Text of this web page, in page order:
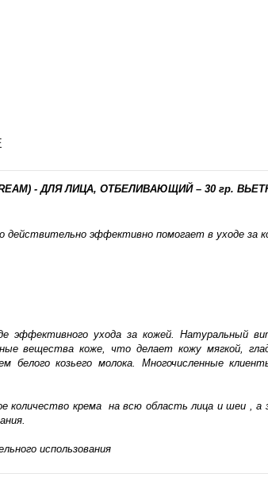
CREAM) - ДЛЯ ЛИЦА, ОТБЕЛИВАЮЩИЙ – 30 гр.
эффективно помогает в уходе за
эффективного ухода за кожей. Натуральный
вещества коже, что делает кожу мягкой,
белого козьего молока. Многочисленные
крема на всю область лица и шеи , а
использования